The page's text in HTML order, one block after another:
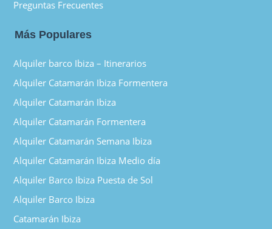
Preguntas Frecuentes
Más Populares
Alquiler barco Ibiza – Itinerarios
Alquiler Catamarán Ibiza Formentera
Alquiler Catamarán Ibiza
Alquiler Catamarán Formentera
Alquiler Catamarán Semana Ibiza
Alquiler Catamarán Ibiza Medio día
Alquiler Barco Ibiza Puesta de Sol
Alquiler Barco Ibiza
Catamarán Ibiza